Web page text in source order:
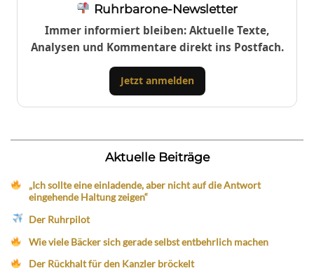
Ruhrbarone-Newsletter
Immer informiert bleiben: Aktuelle Texte,
Analysen und Kommentare direkt ins Postfach.
Jetzt anmelden
Aktuelle Beiträge
„Ich sollte eine einladende, aber nicht auf die Antwort
eingehende Haltung zeigen“
Der Ruhrpilot
Wie viele Bäcker sich gerade selbst entbehrlich machen
Der Rückhalt für den Kanzler bröckelt